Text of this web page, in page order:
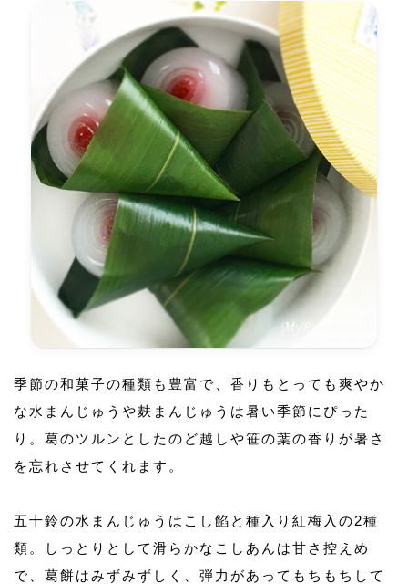
季節の和菓子の種類も豊富で、香りもとっても爽やか
な水まんじゅうや麸まんじゅうは暑い季節にぴった
り。葛のツルンとしたのど越しや笹の葉の香りが暑さ
を忘れさせてくれます。
五十鈴の水まんじゅうはこし餡と種入り紅梅入の2種
類。しっとりとして滑らかなこしあんは甘さ控えめ
で、葛餅はみずみずしく、弾力があってもちもちして